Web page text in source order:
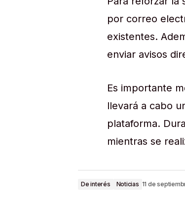
por correo
existentes.
enviar avisos
Es importante
llevará a cabo
plataforma.
mientras se
De interés Noticias 11 de